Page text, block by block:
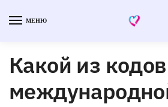
МЕНЮ
Какой из